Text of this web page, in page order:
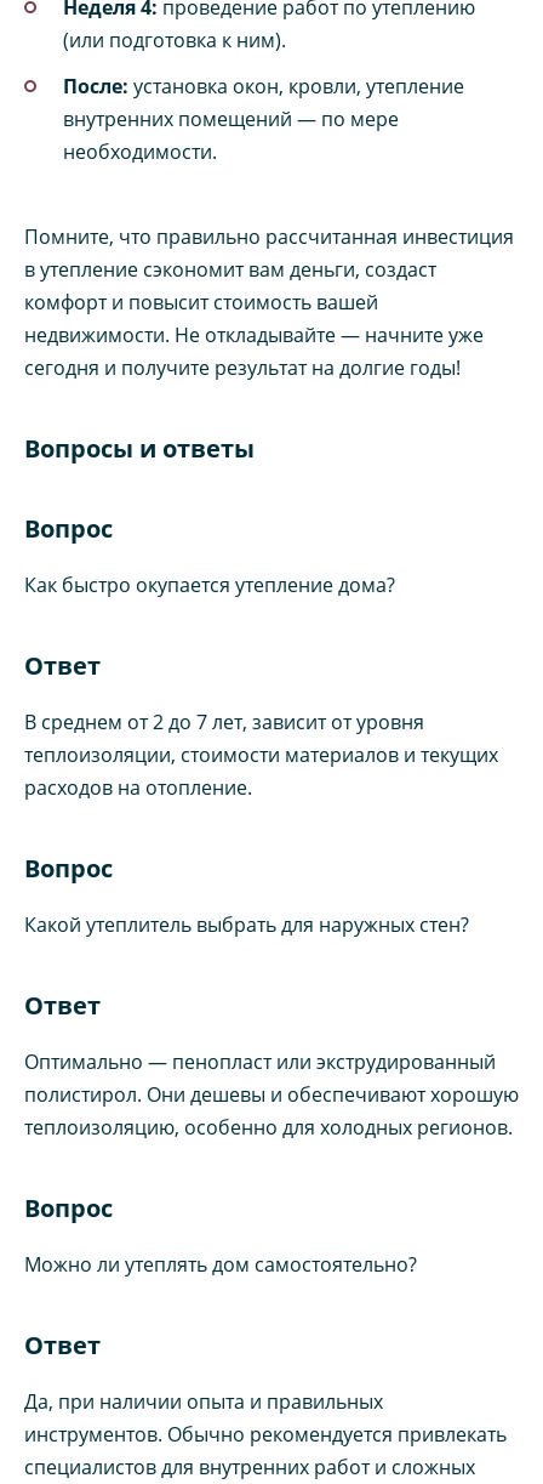
Неделя 4: проведение работ по утеплению
(или подготовка к ним).
После: установка окон, кровли, утепление
внутренних помещений — по мере
необходимости.
Помните, что правильно рассчитанная инвестиция
в утепление сэкономит вам деньги, создаст
комфорт и повысит стоимость вашей
недвижимости. Не откладывайте — начните уже
сегодня и получите результат на долгие годы!
Вопросы и ответы
Вопрос
Как быстро окупается утепление дома?
Ответ
В среднем от 2 до 7 лет, зависит от уровня
теплоизоляции, стоимости материалов и текущих
расходов на отопление.
Вопрос
Какой утеплитель выбрать для наружных стен?
Ответ
Оптимально — пенопласт или экструдированный
полистирол. Они дешевы и обеспечивают хорошую
теплоизоляцию, особенно для холодных регионов.
Вопрос
Можно ли утеплять дом самостоятельно?
Ответ
Да, при наличии опыта и правильных
инструментов. Обычно рекомендуется привлекать
специалистов для внутренних работ и сложных